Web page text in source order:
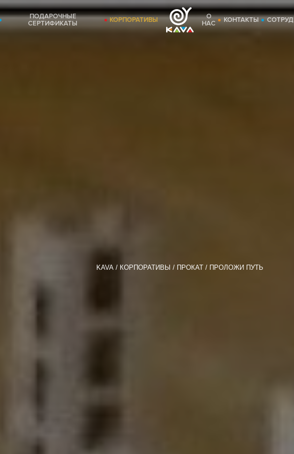
ПОДАРОЧНЫЕ
СЕРТИФИКАТЫ
КОРПОРАТИВЫ
О
НАС
КОНТАКТЫ
KAVA КОРПОРАТИВЫ ПРОКАТ ПРОЛОЖИ ПУТЬ